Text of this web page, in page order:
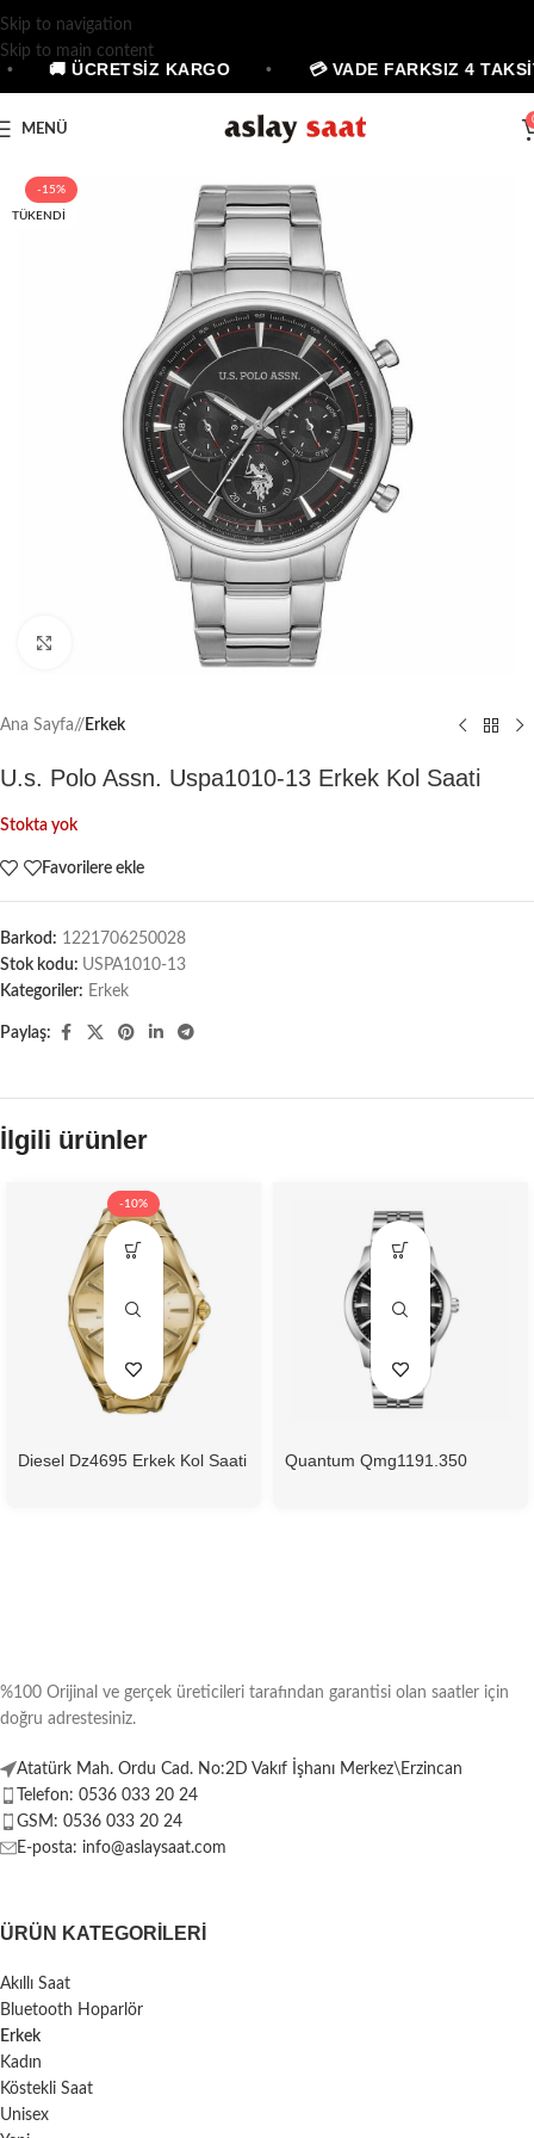
Skip to navigation
Skip to main content
🚚 ÜCRETSİZ KARGO 💳 VADE FARKSIZ 4
MENÜ
-15%
TÜKENDI
Büyütmek için tıklayın
Ana Sayfa/ Erkek
U.s. Polo Assn. Uspa1010-13 Erkek Kol Saati
Stokta yok
Favorilere ekle
Barkod: 1221706250028
Stok kodu: USPA1010-13
Kategoriler: Erkek
Paylaş:
İlgili ürünler
-10%
Diesel Dz4695 Erkek Kol Saati
Quantum Qmg1191.350
%100 Orijinal ve gerçek üreticileri tarafından garantisi olan saatler için
doğru adrestesiniz.
Atatürk Mah. Ordu Cad. No:2D Vakıf İşhanı Merkez\Erzincan
Telefon: 0536 033 20 24
GSM: 0536 033 20 24
E-posta: info@aslaysaat.com
ÜRÜN KATEGORILERI
Akıllı Saat
Bluetooth Hoparlör
Erkek
Kadın
Köstekli Saat
Unisex